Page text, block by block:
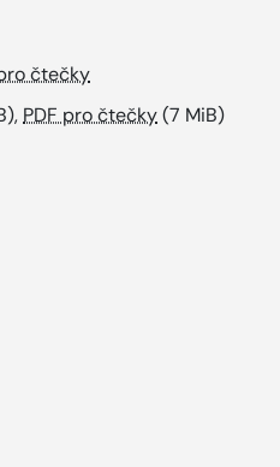
čtečky
PDF pro čtečky(7 MiB)